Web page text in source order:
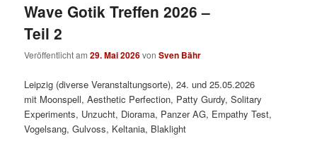
Wave Gotik Treffen 2026 –
Teil 2
Veröffentlicht am29. Mai 2026vonSven Bähr
Leipzig (diverse Veranstaltungsorte), 24. und 25.05.2026
mit Moonspell, Aesthetic Perfection, Patty Gurdy, Solitary
Experiments, Unzucht, Diorama, Panzer AG, Empathy Test,
Vogelsang, Gulvoss, Keltania, Blaklight